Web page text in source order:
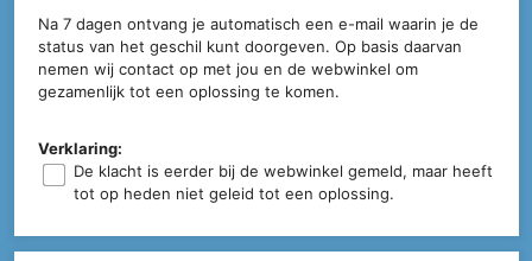
Na 7 dagen ontvang je automatisch een e-mail waarin je de
status van het geschil kunt doorgeven. Op basis daarvan
nemen wij contact op met jou en de webwinkel om
gezamenlijk tot een oplossing te komen.
Verklaring:
De klacht is eerder bij de webwinkel gemeld, maar heeft
tot op heden niet geleid tot een oplossing.